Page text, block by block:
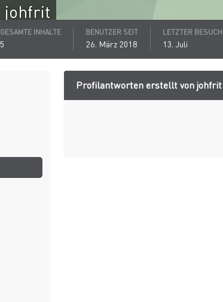
johfrit
GESAMTE INHALTE
5
BENUTZER SEIT
26. März 2018
LETZTER BESUCH
13. Juli
Profilantworten erstellt von johfrit